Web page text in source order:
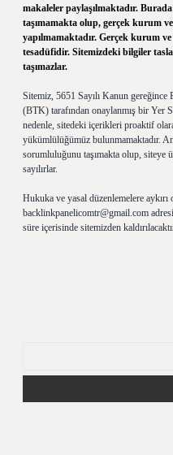
makaleler paylaşılmaktadır.
taşımamakta olup, gerçek kurum
yapılmamaktadır. Gerçek kurum
tesadüfidir. Sitemizdeki bilgiler
taşımazlar.
Sitemiz, 5651 Sayılı Kanun
(BTK) tarafından onaylanmış bir Yer
nedenle, sitedeki içerikleri proaktif
yükümlülüğümüz bulunmamaktadır.
sorumluluğunu taşımakta olup, siteye
sayılırlar.
Hukuka ve yasal düzenlemelere
backlinkpanelicomtr@gmail.com
süre içerisinde sitemizden